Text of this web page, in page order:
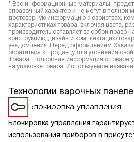
* Все информационные материалы,
справочный характер и не могут в полной
достоверную информацию о свойствах,
характеристиках товара, включая цвета,
производитель оставляет за собой право
конструкцию, дизайн и комплектацию
уведомления. Перед оформлением Заказа
обратиться к Продавцу для уточнения
Товара. Подробная информация о товаре
на упаковке товара. Используемое
Технологии варочных
Блокировка управления
Блокировка управления
использования приборов в